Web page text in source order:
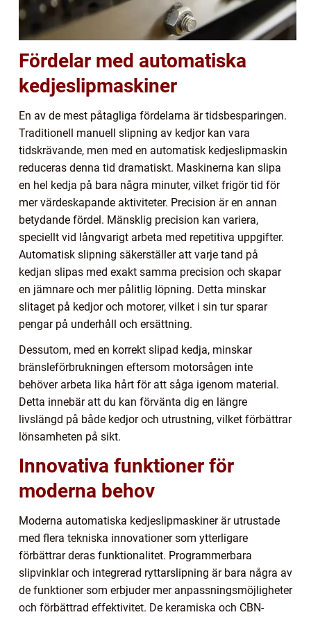
Fördelar med automatiska
kedjeslipmaskiner
En av de mest påtagliga fördelarna är tidsbesparingen.
Traditionell manuell slipning av kedjor kan vara
tidskrävande, men med en automatisk kedjeslipmaskin
reduceras denna tid dramatiskt. Maskinerna kan slipa
en hel kedja på bara några minuter, vilket frigör tid för
mer värdeskapande aktiviteter. Precision är en annan
betydande fördel. Mänsklig precision kan variera,
speciellt vid långvarigt arbeta med repetitiva uppgifter.
Automatisk slipning säkerställer att varje tand på
kedjan slipas med exakt samma precision och skapar
en jämnare och mer pålitlig löpning. Detta minskar
slitaget på kedjor och motorer, vilket i sin tur sparar
pengar på underhåll och ersättning.
Dessutom, med en korrekt slipad kedja, minskar
bränsleförbrukningen eftersom motorsågen inte
behöver arbeta lika hårt för att såga igenom material.
Detta innebär att du kan förvänta dig en längre
livslängd på både kedjor och utrustning, vilket förbättrar
lönsamheten på sikt.
Innovativa funktioner för
moderna behov
Moderna automatiska kedjeslipmaskiner är utrustade
med flera tekniska innovationer som ytterligare
förbättrar deras funktionalitet. Programmerbara
slipvinklar och integrerad ryttarslipning är bara några av
de funktioner som erbjuder mer anpassningsmöjligheter
och förbättrad effektivitet. De keramiska och CBN-